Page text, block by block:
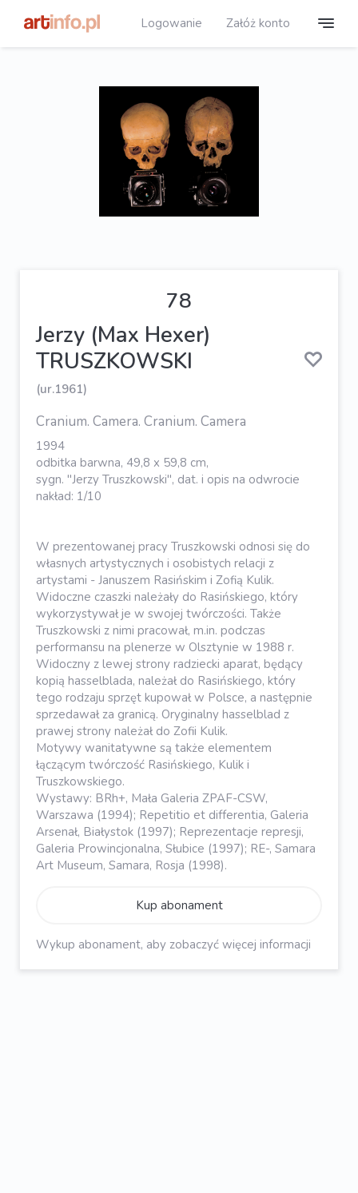
Logowanie Załóż konto
78
Jerzy (Max Hexer)
TRUSZKOWSKI
(ur.1961)
Cranium. Camera. Cranium. Camera
1994
odbitka barwna, 49,8 x 59,8 cm,
sygn. "Jerzy Truszkowski", dat. i opis na odwrocie
nakład: 1/10
W prezentowanej pracy Truszkowski odnosi się do
własnych artystycznych i osobistych relacji z
artystami - Januszem Rasińskim i Zofią Kulik.
Widoczne czaszki należały do Rasińskiego, który
wykorzystywał je w swojej twórczości. Także
Truszkowski z nimi pracował, m.in. podczas
performansu na plenerze w Olsztynie w 1988 r.
Widoczny z lewej strony radziecki aparat, będący
kopią hasselblada, należał do Rasińskiego, który
tego rodzaju sprzęt kupował w Polsce, a następnie
sprzedawał za granicą. Oryginalny hasselblad z
prawej strony należał do Zofii Kulik.
Motywy wanitatywne są także elementem
łączącym twórczość Rasińskiego, Kulik i
Truszkowskiego.
Wystawy: BRh+, Mała Galeria ZPAF-CSW,
Warszawa (1994); Repetitio et differentia, Galeria
Arsenał, Białystok (1997); Reprezentacje represji,
Galeria Prowincjonalna, Słubice (1997); RE-, Samara
Art Museum, Samara, Rosja (1998).
Kup abonament
Wykup abonament, aby zobaczyć więcej informacji